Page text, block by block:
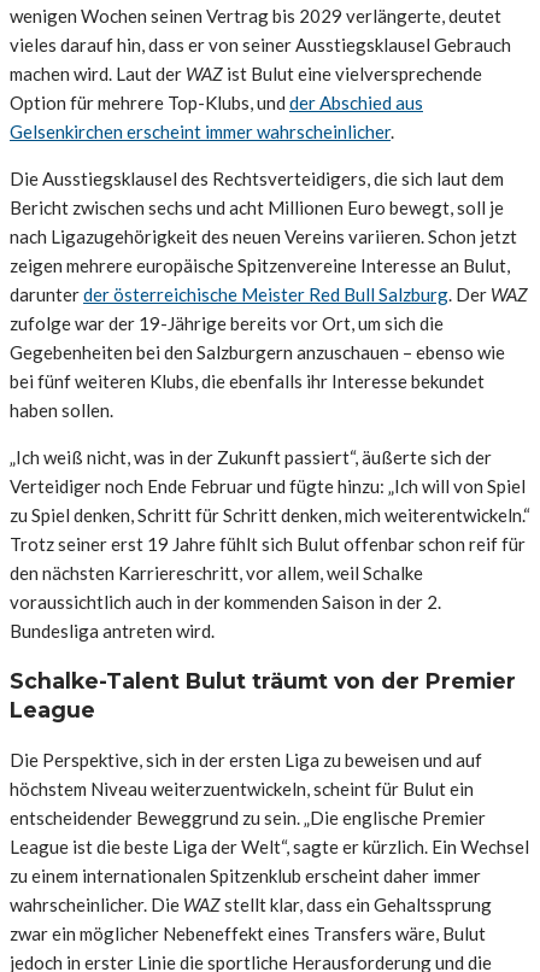
wenigen Wochen seinen Vertrag bis 2029 verlängerte, deutet
vieles darauf hin, dass er von seiner Ausstiegsklausel Gebrauch
machen wird. Laut der WAZ ist Bulut eine vielversprechende
Option für mehrere Top-Klubs, und der Abschied aus
Gelsenkirchen erscheint immer wahrscheinlicher.
Die Ausstiegsklausel des Rechtsverteidigers, die sich laut dem
Bericht zwischen sechs und acht Millionen Euro bewegt, soll je
nach Ligazugehörigkeit des neuen Vereins variieren. Schon jetzt
zeigen mehrere europäische Spitzenvereine Interesse an Bulut,
darunterder österreichische Meister Red Bull Salzburg. Der WAZ
zufolge war der 19-Jährige bereits vor Ort, um sich die
Gegebenheiten bei den Salzburgern anzuschauen – ebenso wie
bei fünf weiteren Klubs, die ebenfalls ihr Interesse bekundet
haben sollen.
„Ich weiß nicht, was in der Zukunft passiert“, äußerte sich der
Verteidiger noch Ende Februar und fügte hinzu: „Ich will von Spiel
zu Spiel denken, Schritt für Schritt denken, mich weiterentwickeln.“
Trotz seiner erst 19 Jahre fühlt sich Bulut offenbar schon reif für
den nächsten Karriereschritt, vor allem, weil Schalke
voraussichtlich auch in der kommenden Saison in der 2.
Bundesliga antreten wird.
Schalke-Talent Bulut träumt von der Premier
League
Die Perspektive, sich in der ersten Liga zu beweisen und auf
höchstem Niveau weiterzuentwickeln, scheint für Bulut ein
entscheidender Beweggrund zu sein. „Die englische Premier
League ist die beste Liga der Welt“, sagte er kürzlich. Ein Wechsel
zu einem internationalen Spitzenklub erscheint daher immer
wahrscheinlicher. Die WAZstellt klar, dass ein Gehaltssprung
zwar ein möglicher Nebeneffekt eines Transfers wäre, Bulut
jedoch in erster Linie die sportliche Herausforderung und die